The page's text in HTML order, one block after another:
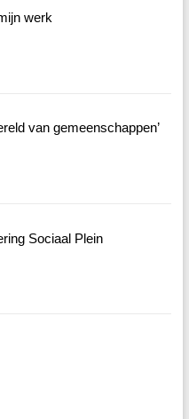
werk
van gemeenschappen’
Sociaal Plein